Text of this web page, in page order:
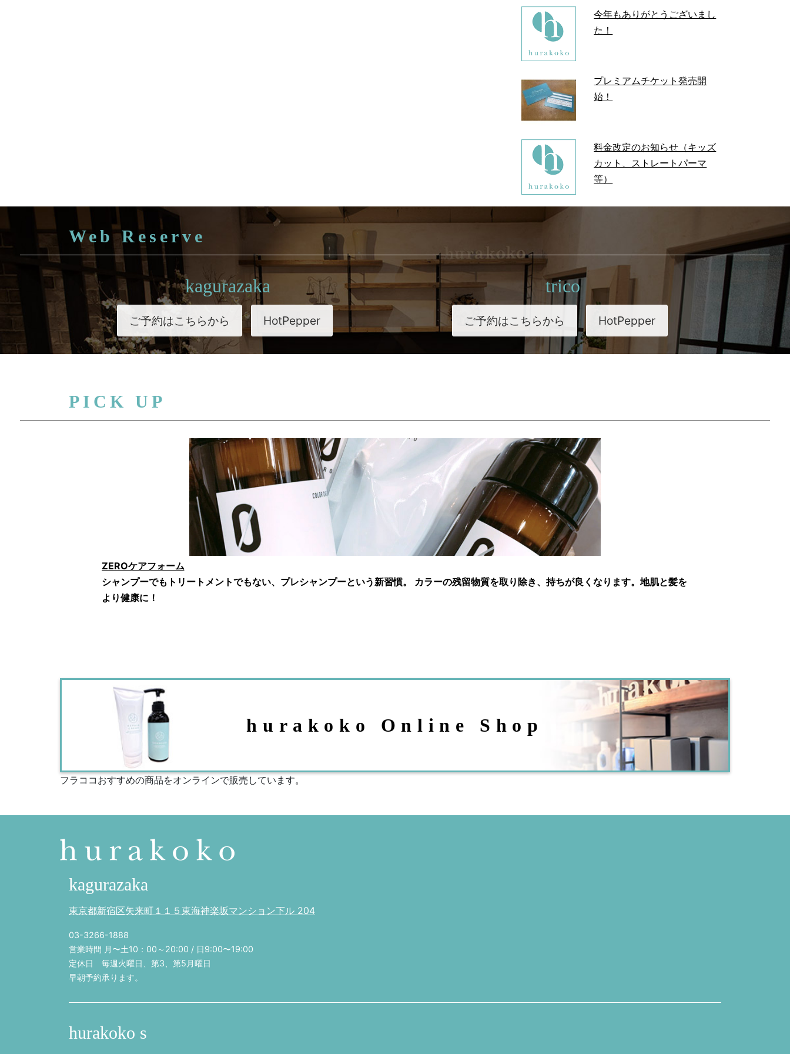
今年もありがとうございまし
た！
プレミアムチケット発売開
始！
料金改定のお知らせ（キッズ
カット、ストレートパーマ
等）
Web Reserve
kagurazaka
ご予約はこちらから HotPepper
trico
ご予約はこちらから HotPepper
PICK UP
ZEROケアフォーム
シャンプーでもトリートメントでもない、プレシャンプーという新習慣。 カラーの残留物質を取り除き、持ちが良くなります。地肌と髪を
より健康に！
hurakoko Online Shop
フラココおすすめの商品をオンラインで販売しています。
kagurazaka
東京都新宿区矢来町１１５東海神楽坂マンション下ル 204
03-3266-1888
営業時間 月〜土10：00～20:00 / 日9:00〜19:00
定休日 毎週火曜日、第3、第5月曜日
早朝予約承ります。
hurakoko s